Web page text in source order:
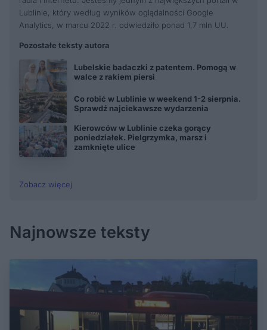
Lublinie, który według wyników oglądalności Google
Analytics, w marcu 2022 r. odwiedziło ponad 1,7 mln UU.
Pozostałe teksty autora
Lubelskie badaczki z patentem. Pomogą w
walce z rakiem piersi
Co robić w Lublinie w weekend 1-2 sierpnia.
Sprawdź najciekawsze wydarzenia
Kierowców w Lublinie czeka gorący
poniedziałek. Pielgrzymka, marsz i
zamknięte ulice
Zobacz więcej
Najnowsze teksty